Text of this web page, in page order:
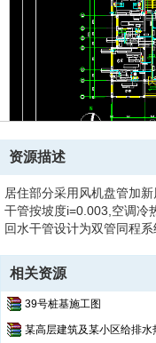
资源描述
居住部分采用风机盘管加
干管按坡度i=0.003,空调冷
回水干管设计为双管同程
相关资源
39号桩基施工图
某高层建筑及某小区给排水